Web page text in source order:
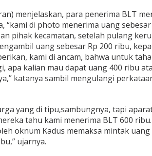
menjelaskan, para penerima BLT
“kami di photo menerima uang
pihak kecamatan, setelah pulang
uang sebesar Rp 200 ribu,
kami di ancam, bahwa untuk
apa kalian mau dapat uang 400 ribu
katanya sambil mengulangi
yang di tipu,sambungnya, tapi
tahu kami menerima BLT 600
oknum Kadus memaksa mintak
ujarnya.